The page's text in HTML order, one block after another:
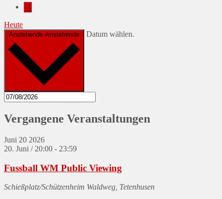
Heute
Anstehende Anstehende Datum wählen.
Vergangene Veranstaltungen
Juni 20 2026
20. Juni / 20:00 - 23:59
Fussball WM Public Viewing
Schießplatz/Schützenheim Waldweg, Tetenhusen